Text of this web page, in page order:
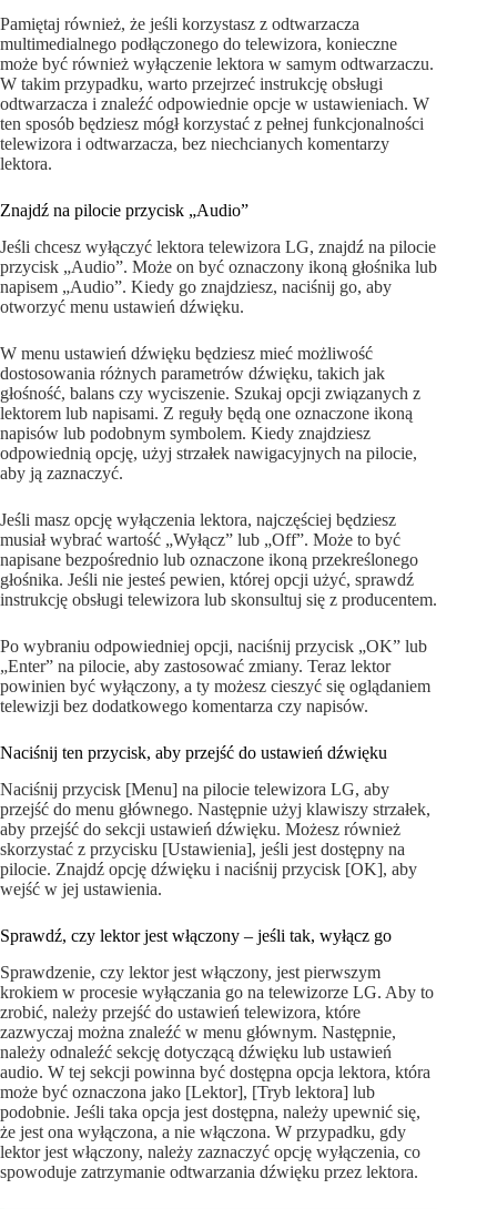
Pamiętaj również, że jeśli korzystasz z odtwarzacza
multimedialnego podłączonego do telewizora, konieczne
może być również wyłączenie lektora w samym odtwarzaczu.
W takim przypadku, warto przejrzeć instrukcję obsługi
odtwarzacza i znaleźć odpowiednie opcje w ustawieniach. W
ten sposób będziesz mógł korzystać z pełnej funkcjonalności
telewizora i odtwarzacza, bez niechcianych komentarzy
lektora.
Znajdź na pilocie przycisk „Audio”
Jeśli chcesz wyłączyć lektora telewizora LG, znajdź na pilocie
przycisk „Audio”. Może on być oznaczony ikoną głośnika lub
napisem „Audio”. Kiedy go znajdziesz, naciśnij go, aby
otworzyć menu ustawień dźwięku.
W menu ustawień dźwięku będziesz mieć możliwość
dostosowania różnych parametrów dźwięku, takich jak
głośność, balans czy wyciszenie. Szukaj opcji związanych z
lektorem lub napisami. Z reguły będą one oznaczone ikoną
napisów lub podobnym symbolem. Kiedy znajdziesz
odpowiednią opcję, użyj strzałek nawigacyjnych na pilocie,
aby ją zaznaczyć.
Jeśli masz opcję wyłączenia lektora, najczęściej będziesz
musiał wybrać wartość „Wyłącz” lub „Off”. Może to być
napisane bezpośrednio lub oznaczone ikoną przekreślonego
głośnika. Jeśli nie jesteś pewien, której opcji użyć, sprawdź
instrukcję obsługi telewizora lub skonsultuj się z producentem.
Po wybraniu odpowiedniej opcji, naciśnij przycisk „OK” lub
„Enter” na pilocie, aby zastosować zmiany. Teraz lektor
powinien być wyłączony, a ty możesz cieszyć się oglądaniem
telewizji bez dodatkowego komentarza czy napisów.
Naciśnij ten przycisk, aby przejść do ustawień dźwięku
Naciśnij przycisk [Menu] na pilocie telewizora LG, aby
przejść do menu głównego. Następnie użyj klawiszy strzałek,
aby przejść do sekcji ustawień dźwięku. Możesz również
skorzystać z przycisku [Ustawienia], jeśli jest dostępny na
pilocie. Znajdź opcję dźwięku i naciśnij przycisk [OK], aby
wejść w jej ustawienia.
Sprawdź, czy lektor jest włączony – jeśli tak, wyłącz go
Sprawdzenie, czy lektor jest włączony, jest pierwszym
krokiem w procesie wyłączania go na telewizorze LG. Aby to
zrobić, należy przejść do ustawień telewizora, które
zazwyczaj można znaleźć w menu głównym. Następnie,
należy odnaleźć sekcję dotyczącą dźwięku lub ustawień
audio. W tej sekcji powinna być dostępna opcja lektora, która
może być oznaczona jako [Lektor], [Tryb lektora] lub
podobnie. Jeśli taka opcja jest dostępna, należy upewnić się,
że jest ona wyłączona, a nie włączona. W przypadku, gdy
lektor jest włączony, należy zaznaczyć opcję wyłączenia, co
spowoduje zatrzymanie odtwarzania dźwięku przez lektora.